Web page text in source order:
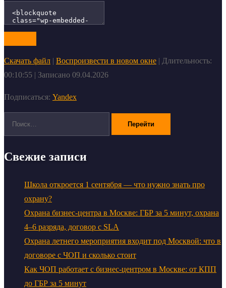
Скачать файл | Воспроизвести в новом окне | Длительность:
00:10:55 | Записано 09.04.2026
Подписаться: Yandex
Свежие записи
Школа откроется 1 сентября — что нужно знать про
охрану?
Охрана бизнес-центра в Москве: ГБР за 5 минут, охрана
4–6 разряда, договор с SLA
Охрана летнего мероприятия входит под Москвой: что в
договоре с ЧОП и сколько стоит
Как ЧОП работает с бизнес-центром в Москве: от КПП
до ГБР за 5 минут